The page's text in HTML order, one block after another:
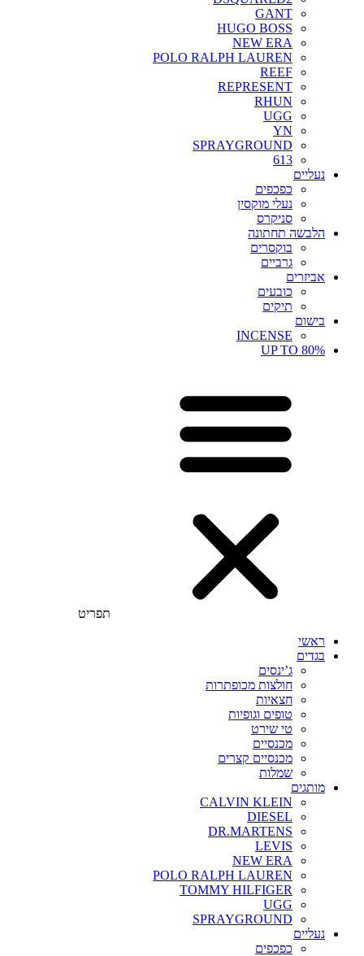
GANT
HUGO BOSS
NEW ERA
POLO RALPH LAUREN
REEF
REPRESENT
RHUN
UGG
YN
SPRAYGROUND
613
נעליים
כפכפים
נעלי מוקסין
סניקרס
הלבשה תחתונה
בוקסרים
גרביים
אביזרים
כובעים
תיקים
בישום
INCENSE
UP TO 80%
תפריט
ראשי
בגדים
ג’ינסים
חולצות מכופתרות
חצאיות
טופים וגופיות
טי שירט
מכנסיים
מכנסיים קצרים
שמלות
מותגים
CALVIN KLEIN
DIESEL
DR.MARTENS
LEVIS
NEW ERA
POLO RALPH LAUREN
TOMMY HILFIGER
UGG
SPRAYGROUND
נעליים
כפכפים